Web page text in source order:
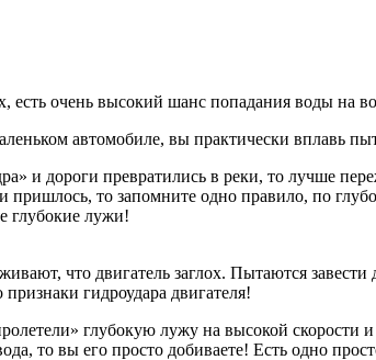
есть очень высокий шанс попадания воды на
автомобиле, вы практически вплавь
и дороги превратились в реки, то лучше
пришлось, то запомните одно правило, по
глубокие лужи!
что двигатель заглох. Пытаются
гидроудара двигателя!
глубокую лужу на высокой скорости и
то вы его просто добиваете! Есть одно